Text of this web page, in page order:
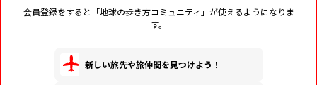
会員登録をすると「地球の歩き方コミュニティ」が使えるようになりま
す。
新しい旅先や旅仲間を見つけよう！